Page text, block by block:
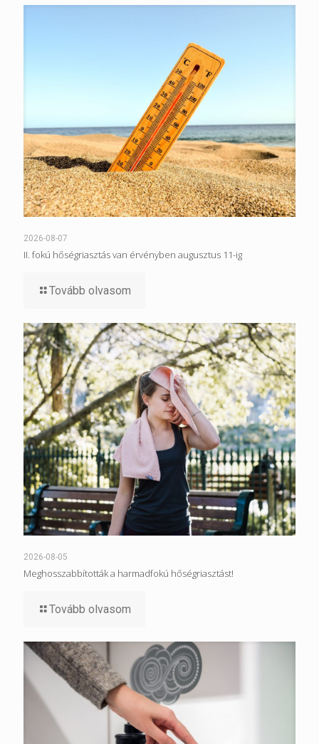
2026-08-07
II. fokú hőségriasztás van érvényben augusztus 11-ig
Tovább olvasom
2026-08-05
Meghosszabbították a harmadfokú hőségriasztást!
Tovább olvasom